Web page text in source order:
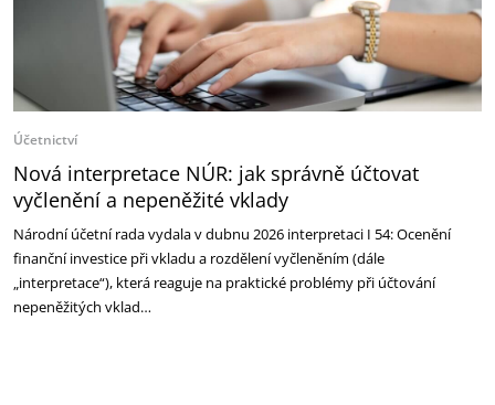
Účetnictví
Nová interpretace NÚR: jak správně účtovat
vyčlenění a nepeněžité vklady
Národní účetní rada vydala v dubnu 2026 interpretaci I 54: Ocenění
finanční investice při vkladu a rozdělení vyčleněním (dále
„interpretace“), která reaguje na praktické problémy při účtování
nepeněžitých vklad…